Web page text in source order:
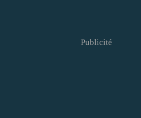
Publicité